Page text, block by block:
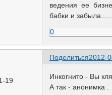
ведения ее
бабки и
0
Поделиться2012-
19
Инкогнито - Вы
А так - анонимка .